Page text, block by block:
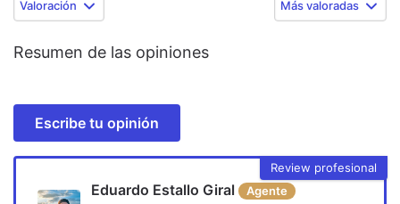
Valoración Más valoradas
Resumen de las opiniones
Escribe tu opinión
Review profesional
Eduardo Estallo Giral
Agente